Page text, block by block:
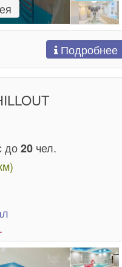
Подробнее
до20 чел.